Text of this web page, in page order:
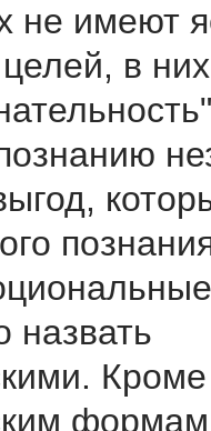
не имеют
в
назвать
Кроме